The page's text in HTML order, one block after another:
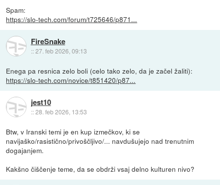
Spam:
https://slo-tech.com/forum/t725646/p871...
FireSnake
::27. feb 2026, 09:13
Enega pa resnica zelo boli (celo tako zelo, da je začel žaliti):
https://slo-tech.com/novice/t851420/p87...
jest10
::28. feb 2026, 13:53
Btw, v Iranski temi je en kup izmečkov, ki se
navijaško/rasistično/privoščljivo/... navdušujejo nad trenutnim
dogajanjem.
Kakšno čiščenje teme, da se obdrži vsaj delno kulturen nivo?